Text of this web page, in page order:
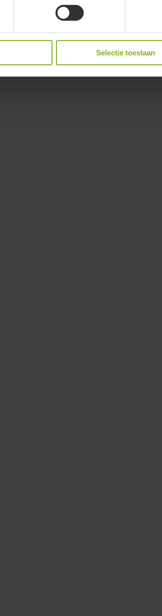
Selectie toestaan